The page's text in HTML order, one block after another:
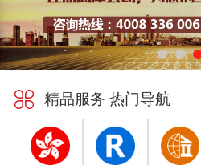
精品服务 热门导航